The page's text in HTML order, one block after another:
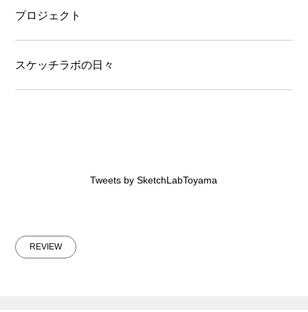
プロジェクト
スケッチラボの日々
Tweets by SketchLabToyama
REVIEW